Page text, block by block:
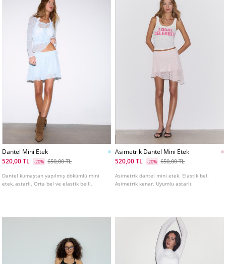
Dantel Mini Etek
520,00 TL
-20% 650,00 TL
Dantel kumaştan yapılmış dökümlü mini
etek, astarlı. Orta bel ve elastik belli.
Asimetrik Dantel Mini Etek
520,00 TL
-20% 650,00 TL
Asimetrik dantel mini etek. Elastik bel.
Asimetrik kenar. Uyumlu astarlı.